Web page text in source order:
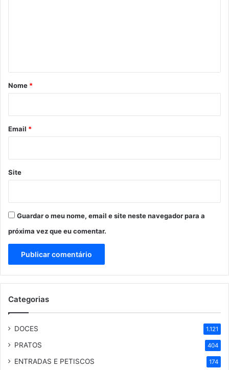
r
*
Nome *
Email *
Site
Guardar o meu nome, email e site neste navegador para a
próxima vez que eu comentar.
Categorias
DOCES 1.121
PRATOS 404
ENTRADAS E PETISCOS 174